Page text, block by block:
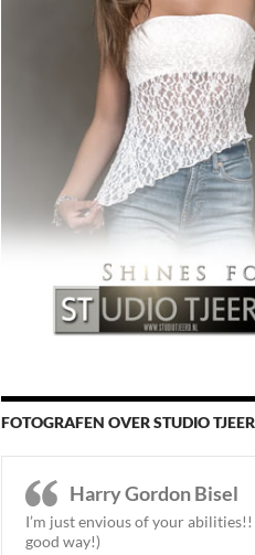
FOTOGRAFEN OVER STUDIO
Harry Gordon Bisel
I’m just envious of your abilities!!
good way!)